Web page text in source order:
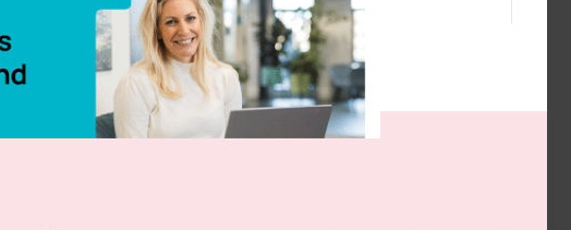
Delen